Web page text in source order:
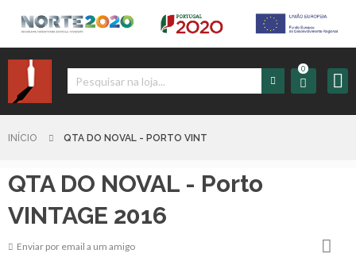
0
Sessão
Sign
Carrinho
INÍCIO QTA DO NOVAL - PORTO VINT
QTA DO NOVAL - Porto
VINTAGE 2016
Enviar por email a um amigo